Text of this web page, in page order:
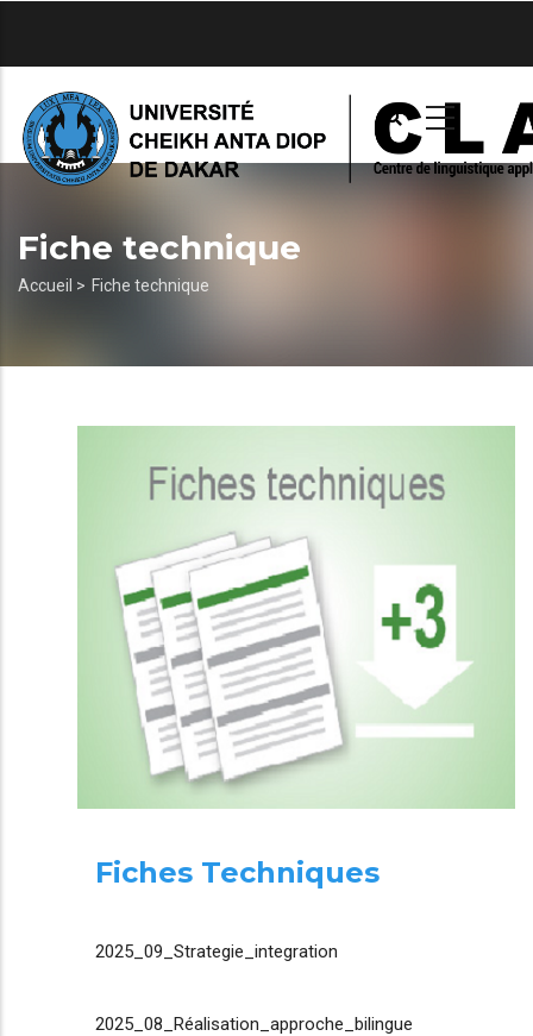
principal
Fiche technique
Fil
Accueil > Fiche technique
Fiches Techniques
2025_09_Strategie_integration
2025_08_Réalisation_approche_bilingue